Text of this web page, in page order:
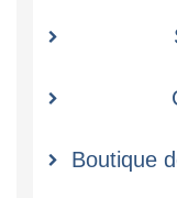
Boutique